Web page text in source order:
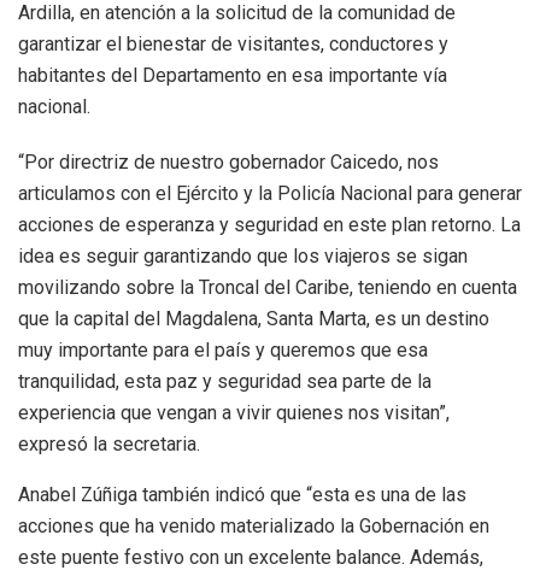
Ardilla, en atención a la solicitud de la comunidad de
garantizar el bienestar de visitantes, conductores y
habitantes del Departamento en esa importante vía
nacional.
“Por directriz de nuestro gobernador Caicedo, nos
articulamos con el Ejército y la Policía Nacional para generar
acciones de esperanza y seguridad en este plan retorno. La
idea es seguir garantizando que los viajeros se sigan
movilizando sobre la Troncal del Caribe, teniendo en cuenta
que la capital del Magdalena, Santa Marta, es un destino
muy importante para el país y queremos que esa
tranquilidad, esta paz y seguridad sea parte de la
experiencia que vengan a vivir quienes nos visitan”,
expresó la secretaria.
Anabel Zúñiga también indicó que “esta es una de las
acciones que ha venido materializado la Gobernación en
este puente festivo con un excelente balance. Además,